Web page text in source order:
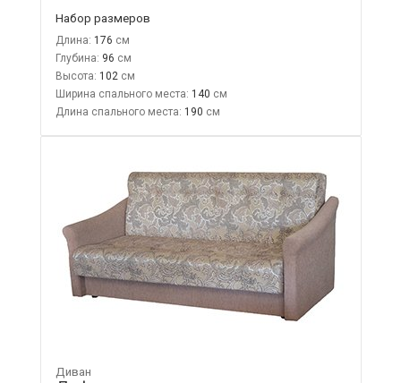
Набор размеров
Длина: 176
Глубина: 96
Высота: 102
Ширина спального места: 140
Длина спального места: 190
Диван